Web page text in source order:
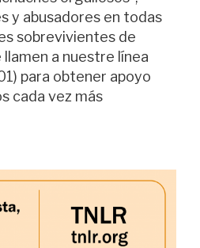
sy abusadores en todas
s sobrevivientes de
llamen a nuestre línea
para obtener apoyo
cada vez más